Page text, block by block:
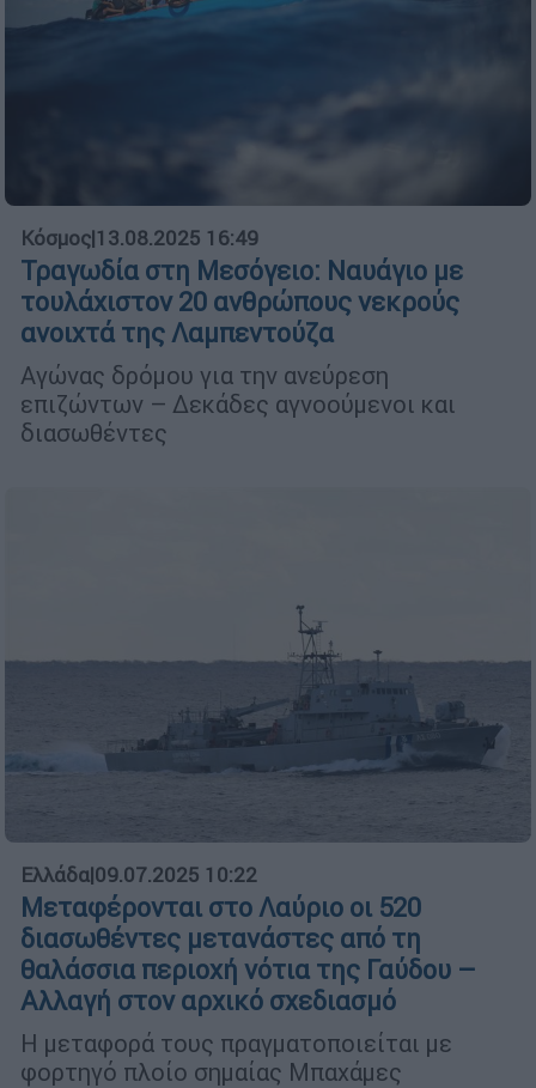
Κόσμος|13.08.2025 16:49
Τραγωδία στη Μεσόγειο: Ναυάγιο με
τουλάχιστον 20 ανθρώπους νεκρούς
ανοιχτά της Λαμπεντούζα
Αγώνας δρόμου για την ανεύρεση
επιζώντων – Δεκάδες αγνοούμενοι και
διασωθέντες
Ελλάδα|09.07.2025 10:22
Μεταφέρονται στο Λαύριο οι 520
διασωθέντες μετανάστες από τη
θαλάσσια περιοχή νότια της Γαύδου –
Αλλαγή στον αρχικό σχεδιασμό
Η μεταφορά τους πραγματοποιείται με
φορτηγό πλοίο σημαίας Μπαχάμες